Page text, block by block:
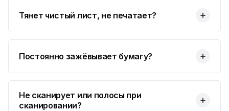
Тянет чистый лист, не печатает?
Постоянно зажёвывает бумагу?
Не сканирует или полосы при
сканировании?